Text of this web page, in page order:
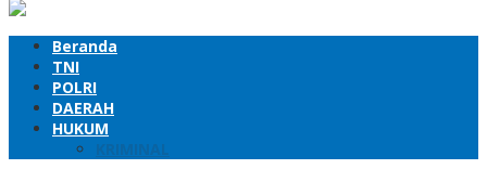
Beranda
TNI
POLRI
DAERAH
HUKUM
KRIMINAL